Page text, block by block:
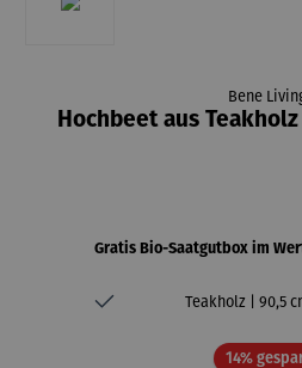
Bene
Hochbeet aus
Gratis Bio-Saatgutbox im
Teakholz | 90,5
14%